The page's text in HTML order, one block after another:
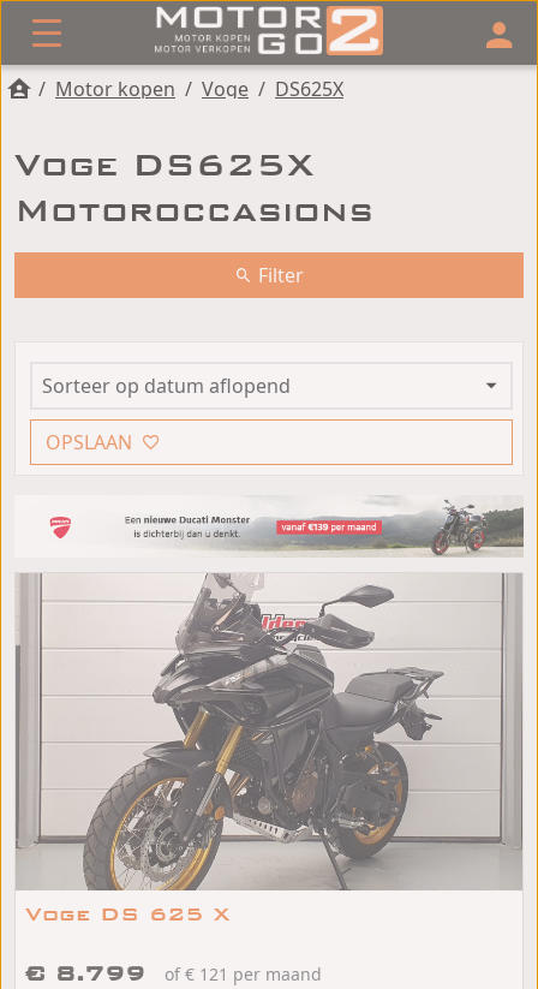
/ Motor kopen / Voge / DS625X
Voge DS625X
Motoroccasions
Filter
OPSLAAN
Voge DS 625 X
€ 8.799
of € 121 per maand